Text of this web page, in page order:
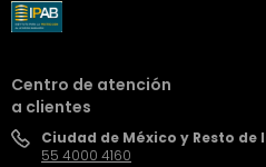
Centro de atención
a clientes
Ciudad de México y Resto de
55 4000 4160